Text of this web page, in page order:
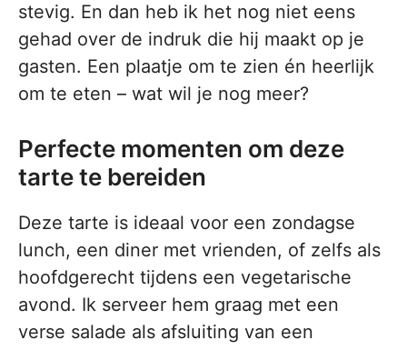
stevig. En dan heb ik het nog niet eens
gehad over de indruk die hij maakt op je
gasten. Een plaatje om te zien én heerlijk
om te eten – wat wil je nog meer?
Perfecte momenten om deze
tarte te bereiden
Deze tarte is ideaal voor een zondagse
lunch, een diner met vrienden, of zelfs als
hoofdgerecht tijdens een vegetarische
avond. Ik serveer hem graag met een
verse salade als afsluiting van een